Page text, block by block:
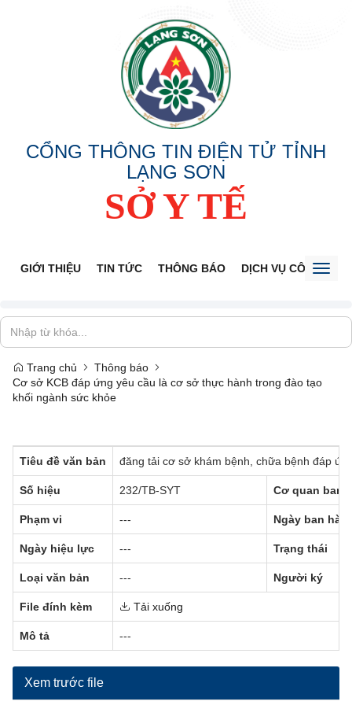
CỔNG THÔNG TIN ĐIỆN TỬ TỈNH
LẠNG SƠN
SỞ Y TẾ
GIỚI THIỆU TIN TỨC THÔNG BÁO DỊCH VỤ CÔNG
Trang chủ
Thông báo
Cơ sở KCB đáp ứng yêu cầu là cơ sở thực hành trong đào tạo
khối ngành sức khỏe
Tiêu đề văn bản đăng tải cơ sở khám bệnh, chữa bệnh đáp
Số hiệu 232/TB-SYT Cơ quan ban
Phạm vi --- Ngày ban
Ngày hiệu lực --- Trạng thái
Loại văn bản --- Người ký
File đính kèm Tải xuống
Mô tả ---
Xem trước file